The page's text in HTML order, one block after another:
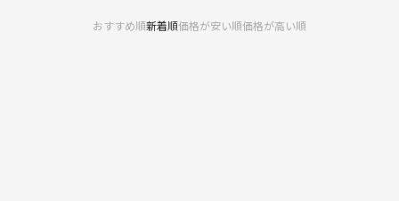
おすすめ順新着順価格が安い順価格が高い順